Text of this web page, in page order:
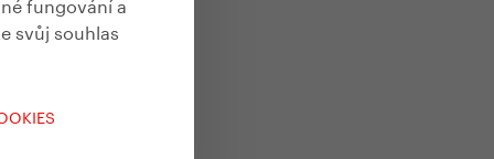
svůj souhlas